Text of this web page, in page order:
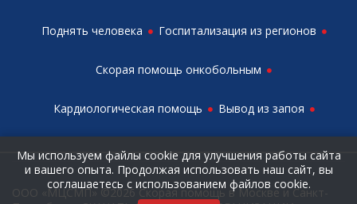
Мы используем файлы cookie для улучшения работы сайта
и вашего опыта. Продолжая использовать наш сайт, вы
соглашаетесь с использованием файлов cookie.
Поднять человека Госпитализация из регионов
Скорая помощь онкобольным
Кардиологическая помощь Вывод из запоя
ООО «МЦСМП» ©2026 Скорая помощь в Москве и Санкт-